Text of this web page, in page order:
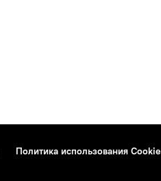
Политика использования Cookie